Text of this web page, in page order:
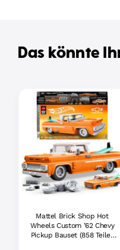
Das könnte
Mattel Brick Shop Hot
Wheels Custom ’62 Chevy
Pickup Bauset (858 Teile),